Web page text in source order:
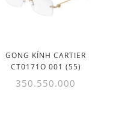
GỌNG KÍNH CARTIER
CT0171O 001 (55)
350.550.000